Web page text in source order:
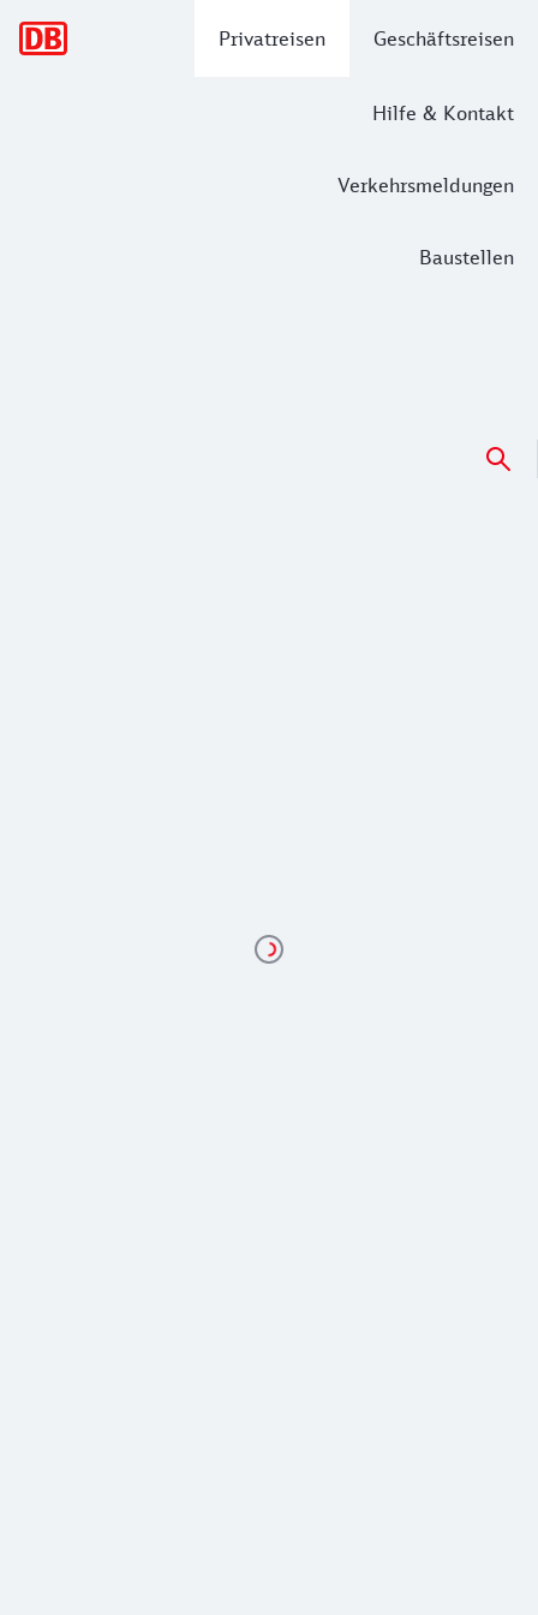
Privatreisen Geschäftsreisen
Hilfe & Kontakt
Verkehrsmeldungen
Baustellen